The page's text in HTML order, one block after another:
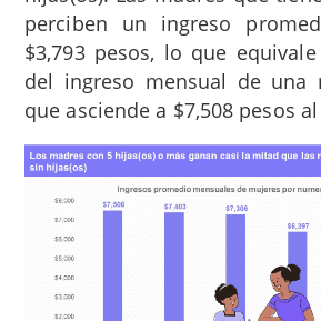
perciben un ingreso
$3,793 pesos, lo que
del ingreso mensual de una
que asciende a $7,508 pesos